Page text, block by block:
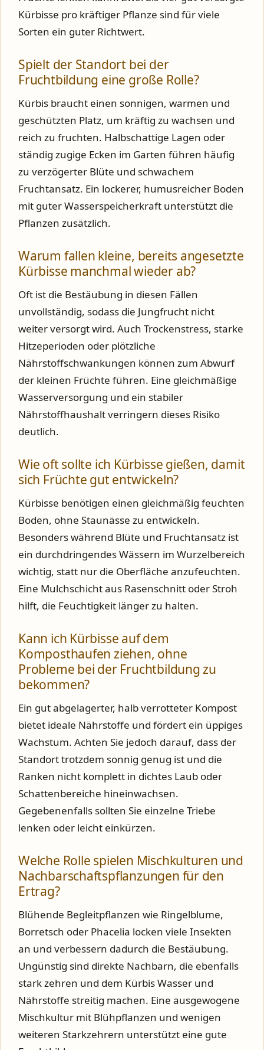
Kürbisse pro kräftiger Pflanze sind für viele
Sorten ein guter Richtwert.
Spielt der Standort bei der
Fruchtbildung eine große Rolle?
Kürbis braucht einen sonnigen, warmen und
geschützten Platz, um kräftig zu wachsen und
reich zu fruchten. Halbschattige Lagen oder
ständig zugige Ecken im Garten führen häufig
zu verzögerter Blüte und schwachem
Fruchtansatz. Ein lockerer, humusreicher Boden
mit guter Wasserspeicherkraft unterstützt die
Pflanzen zusätzlich.
Warum fallen kleine, bereits angesetzte
Kürbisse manchmal wieder ab?
Oft ist die Bestäubung in diesen Fällen
unvollständig, sodass die Jungfrucht nicht
weiter versorgt wird. Auch Trockenstress, starke
Hitzeperioden oder plötzliche
Nährstoffschwankungen können zum Abwurf
der kleinen Früchte führen. Eine gleichmäßige
Wasserversorgung und ein stabiler
Nährstoffhaushalt verringern dieses Risiko
deutlich.
Wie oft sollte ich Kürbisse gießen, damit
sich Früchte gut entwickeln?
Kürbisse benötigen einen gleichmäßig feuchten
Boden, ohne Staunässe zu entwickeln.
Besonders während Blüte und Fruchtansatz ist
ein durchdringendes Wässern im Wurzelbereich
wichtig, statt nur die Oberfläche anzufeuchten.
Eine Mulchschicht aus Rasenschnitt oder Stroh
hilft, die Feuchtigkeit länger zu halten.
Kann ich Kürbisse auf dem
Komposthaufen ziehen, ohne
Probleme bei der Fruchtbildung zu
bekommen?
Ein gut abgelagerter, halb verrotteter Kompost
bietet ideale Nährstoffe und fördert ein üppiges
Wachstum. Achten Sie jedoch darauf, dass der
Standort trotzdem sonnig genug ist und die
Ranken nicht komplett in dichtes Laub oder
Schattenbereiche hineinwachsen.
Gegebenenfalls sollten Sie einzelne Triebe
lenken oder leicht einkürzen.
Welche Rolle spielen Mischkulturen und
Nachbarschaftspflanzungen für den
Ertrag?
Blühende Begleitpflanzen wie Ringelblume,
Borretsch oder Phacelia locken viele Insekten
an und verbessern dadurch die Bestäubung.
Ungünstig sind direkte Nachbarn, die ebenfalls
stark zehren und dem Kürbis Wasser und
Nährstoffe streitig machen. Eine ausgewogene
Mischkultur mit Blühpflanzen und wenigen
weiteren Starkzehrern unterstützt eine gute